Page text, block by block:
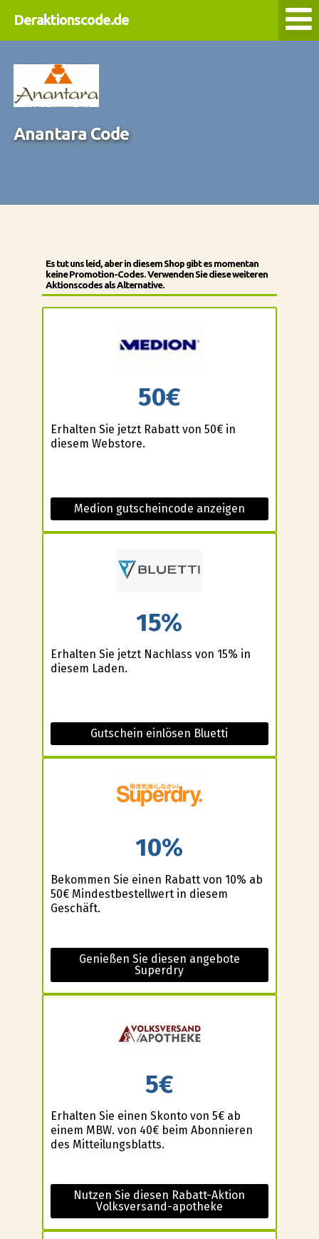
Deraktionscode.de
Anantara Code
Es tut uns leid, aber in diesem Shop gibt es momentan
keine Promotion-Codes. Verwenden Sie diese weiteren
Aktionscodes als Alternative.
50€
Erhalten Sie jetzt Rabatt von 50€ in
diesem Webstore.
Medion gutscheincode anzeigen
15%
Erhalten Sie jetzt Nachlass von 15% in
diesem Laden.
Gutschein einlösen Bluetti
10%
Bekommen Sie einen Rabatt von 10% ab
50€ Mindestbestellwert in diesem
Geschäft.
Genießen Sie diesen angebote
Superdry
5€
Erhalten Sie einen Skonto von 5€ ab
einem MBW. von 40€ beim Abonnieren
des Mitteilungsblatts.
Nutzen Sie diesen Rabatt-Aktion
Volksversand-apotheke